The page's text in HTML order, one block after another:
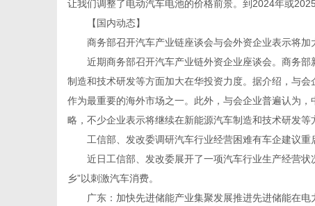
让我们调整了电动汽车电池的价格前景。到2024年或
【国内动态】
商务部召开汽车产业链座谈会与会外资企业表示将加
近期商务部召开汽车产业链外资企业座谈会。商务部
制造和技术研发等方面加大在华投资力度。据介绍，与
作为最重要的海外市场之一。此外，与会企业普遍认为
略，不少企业表示将继续在新能源汽车制造和技术研发等
工信部、发改委调研汽车行业经营困难有车企建议重
近日工信部、发改委展开了一项汽车行业生产经营状
乡”以刺激汽车消费。
广东：加快先进储能产业集聚发展推进先进储能在电